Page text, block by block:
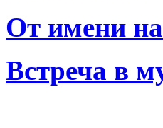
От имени
Встреча в